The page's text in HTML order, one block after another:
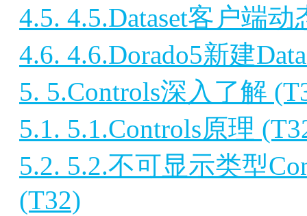
4.5. 4.5.Dataset客户端
4.6. 4.6.Dorado5新建
5. 5.Controls深入了解
5.1. 5.1.Controls原理
5.2. 5.2.不可显示类型
(T32)